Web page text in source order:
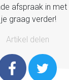
afspraak in met
je graag verder!
Artikel delen